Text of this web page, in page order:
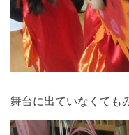
舞台に出ていなくても